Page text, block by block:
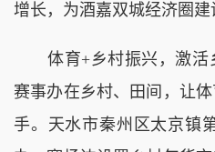
增长，为酒嘉双城经济圈建
体育+乡村振兴，激活
赛事办在乡村、田间，让
手。天水市秦州区太京镇